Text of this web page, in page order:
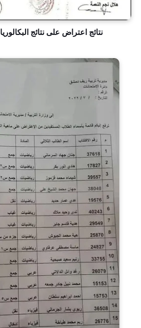
نتائج اعتراض على نتائج البكالوريا 2022 بسوريا